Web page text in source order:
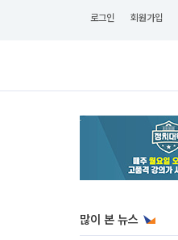
로그인 회원가입
많이 본 뉴스